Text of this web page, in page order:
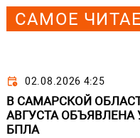
САМОЕ
02.08.2026 4:25
В САМАРСКОЙ
АВГУСТА ОБЪЯВЛЕНА
БПЛА